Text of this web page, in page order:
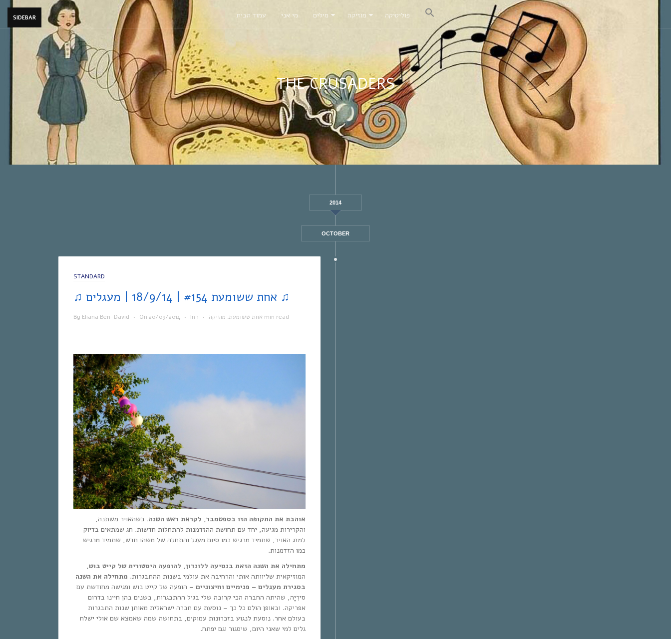
SIDEBAR עמוד הבית מי אני מילים מוזיקה פוליטיקה
THE CRUSADERS
2014
OCTOBER
STANDARD
♫ אחת ששומעת #154 | 18/9/14 | מעגלים ♫
By Eliana Ben-David • On 20/09/2014 • In אחת ששומעת, מוזיקה • 1 min read
אוהבת את התקופה הזו בספטמבר, לקראת ראש השנה. כשהאויר משתנה,
והקרירות מגיעה, יחד עם תחושת ההזדמנות להתחלות חדשות. חג שמתאים בדיוק
למזג האויר, שתמיד מרגיש כמו סיום מעגל והתחלה של משהו חדש, שתמיד מרגיש
כמו הזדמנות.
מתחילה את השנה הזאת בנסיעה ללונדון, להופעה היסטורית של קייט בוש,
המוזיקאית שליוותה אותי והרחיבה את עולמי בשנות ההתבגרות. מתחילה את השנה
בסגירת מעגלים – פנימיים וחיצוניים – הופעה של קייט בוש ופגישה מחודשת עם
סירִיָה, שהיתה החברה הכי קרובה שלי בגיל ההתבגרות, בשנים בהן חיינו בדרום
אפריקה. ובאופן הולם כל כך – נוסעת עם חברה ישראלית מאותן שנות התבגרות
בעולם אחר. נוסעת לנגוע בזכרונות עמוקים, בתחושה שמה שאמצא שם אולי ישלח
גלים למי שאני היום, שיסגור וגם יפתח.